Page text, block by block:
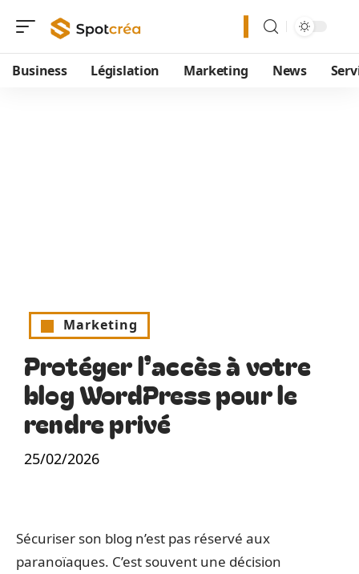
Business Législation Marketing News
Marketing
Protéger l’accès à votre
blog WordPress pour le
rendre privé
25/02/2026
Sécuriser son blog n’est pas réservé aux
paranoïaques. C’est souvent une décision